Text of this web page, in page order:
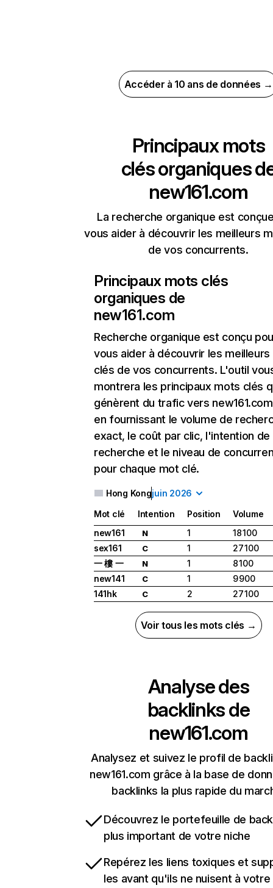
Accéder à 10 ans de données →
Principaux mots
clés organiques
new161.com
La recherche organique est
vous aider à découvrir les meilleurs
de vos concurrents.
Principaux mots clés
organiques de
new161.com
Recherche organique est conçu
vous aider à découvrir les
clés de vos concurrents. L'outil
montrera les principaux mots clés
génèrent du trafic vers
en fournissant le volume de
exact, le coût par clic, l'intention de
recherche et le niveau de
pour chaque mot clé.
Hong Kongjuin 2026
Mot clé Intention Position
Volume
new161
N 1
18 100
sex161
C 1
27 100
一 樓 一
N 1
8 100
new141
C 1
9 900
141hk
C 2 27 100
Voir tous les mots clés →
Analyse des
backlinks de
new161.com
Analysez et suivez le profil de
new161.com grâce à la base de
backlinks la plus rapide du
Découvrez le portefeuille de
plus important de votre niche
Repérez les liens toxiques et
les avant qu'ils ne nuisent à